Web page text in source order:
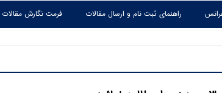
راهنمای ثبت نام و ارسال مقالات فرمت نگارش مقالات